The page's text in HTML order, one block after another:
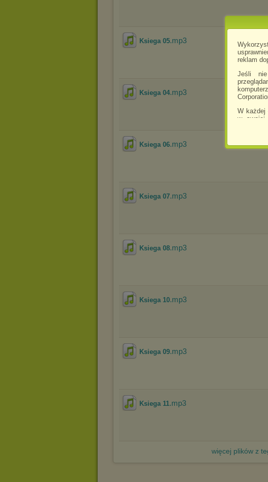
reklam
Jeśli
W każdej
w swojej
W
będzie
Istnieje
sposób
Pełną
Ksiega 05.mp3
Ksiega 04.mp3
Ksiega 06.mp3
Ksiega 07.mp3
Ksiega 08.mp3
Ksiega 10.mp3
Ksiega 09.mp3
Ksiega 11.mp3
więcej plików z